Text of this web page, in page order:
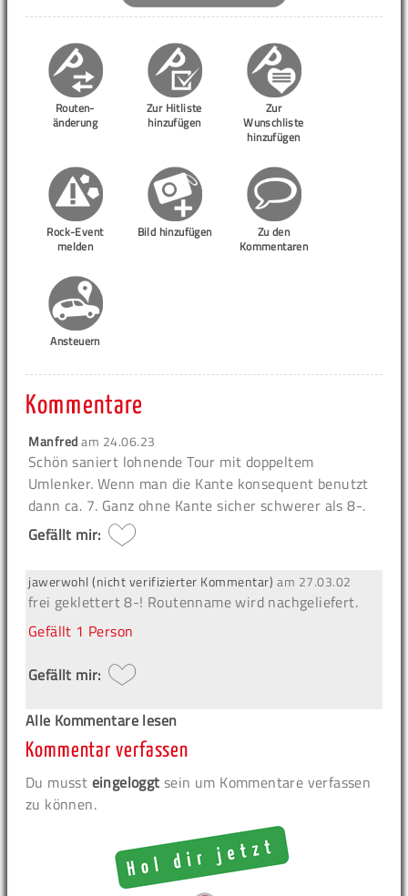
Routen-
änderung
Zur Hitliste
hinzufügen
Zur
Wunschliste
hinzufügen
Rock-Event
melden
Bild hinzufügen
Zu den
Kommentaren
Ansteuern
Kommentare
Manfredam 24.06.23
Schön saniert lohnende Tour mit doppeltem
Umlenker. Wenn man die Kante konsequent benutzt
dann ca. 7. Ganz ohne Kante sicher schwerer als 8-.
Gefällt mir:
jawerwohl (nicht verifizierter Kommentar) am 27.03.02
frei geklettert 8-! Routenname wird nachgeliefert.
Gefällt 1 Person
Gefällt mir:
Alle Kommentare lesen
Kommentar verfassen
Du musst eingeloggt sein um Kommentare verfassen
zu können.